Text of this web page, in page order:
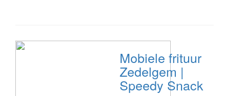
Mobiele frituur
Zedelgem |
Speedy Snack